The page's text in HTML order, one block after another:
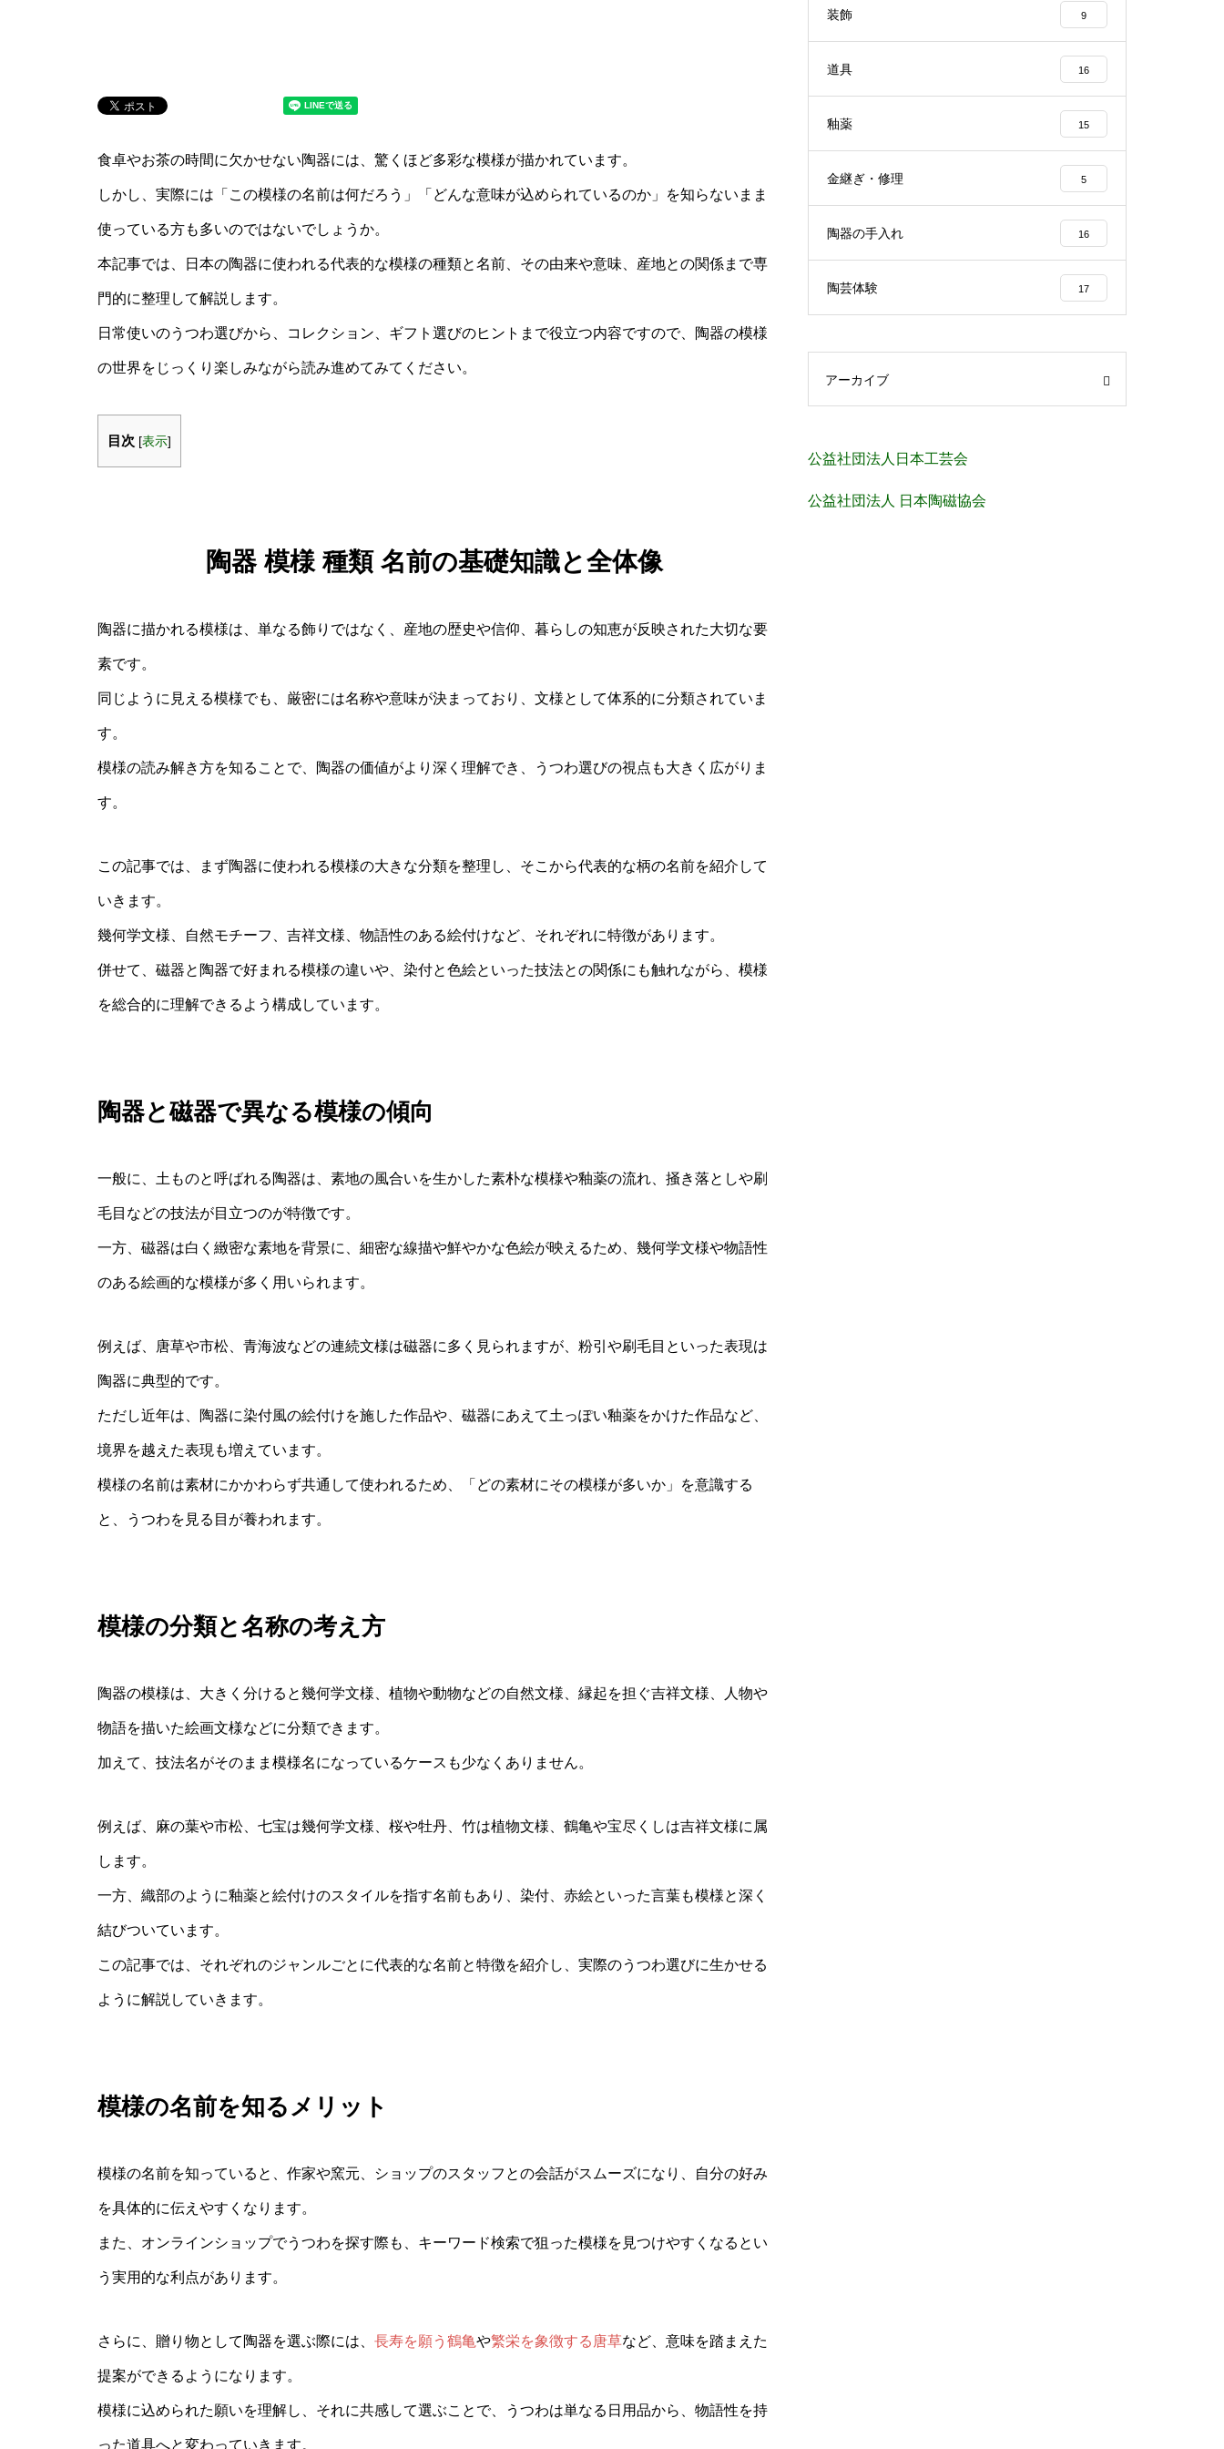
食卓やお茶の時間に欠かせない陶器には、驚くほど多彩な模様が描かれています。
しかし、実際には「この模様の名前は何だろう」「どんな意味が込められているのか」を知らないまま
使っている方も多いのではないでしょうか。
本記事では、日本の陶器に使われる代表的な模様の種類と名前、その由来や意味、産地との関係まで専
門的に整理して解説します。
日常使いのうつわ選びから、コレクション、ギフト選びのヒントまで役立つ内容ですので、陶器の模様
の世界をじっくり楽しみながら読み進めてみてください。
目次 [表示]
陶器 模様 種類 名前の基礎知識と全体像
陶器に描かれる模様は、単なる飾りではなく、産地の歴史や信仰、暮らしの知恵が反映された大切な要
素です。
同じように見える模様でも、厳密には名称や意味が決まっており、文様として体系的に分類されていま
す。
模様の読み解き方を知ることで、陶器の価値がより深く理解でき、うつわ選びの視点も大きく広がりま
す。
この記事では、まず陶器に使われる模様の大きな分類を整理し、そこから代表的な柄の名前を紹介して
いきます。
幾何学文様、自然モチーフ、吉祥文様、物語性のある絵付けなど、それぞれに特徴があります。
併せて、磁器と陶器で好まれる模様の違いや、染付と色絵といった技法との関係にも触れながら、模様
を総合的に理解できるよう構成しています。
陶器と磁器で異なる模様の傾向
一般に、土ものと呼ばれる陶器は、素地の風合いを生かした素朴な模様や釉薬の流れ、掻き落としや刷
毛目などの技法が目立つのが特徴です。
一方、磁器は白く緻密な素地を背景に、細密な線描や鮮やかな色絵が映えるため、幾何学文様や物語性
のある絵画的な模様が多く用いられます。
例えば、唐草や市松、青海波などの連続文様は磁器に多く見られますが、粉引や刷毛目といった表現は
陶器に典型的です。
ただし近年は、陶器に染付風の絵付けを施した作品や、磁器にあえて土っぽい釉薬をかけた作品など、
境界を越えた表現も増えています。
模様の名前は素材にかかわらず共通して使われるため、「どの素材にその模様が多いか」を意識する
と、うつわを見る目が養われます。
模様の分類と名称の考え方
陶器の模様は、大きく分けると幾何学文様、植物や動物などの自然文様、縁起を担ぐ吉祥文様、人物や
物語を描いた絵画文様などに分類できます。
加えて、技法名がそのまま模様名になっているケースも少なくありません。
例えば、麻の葉や市松、七宝は幾何学文様、桜や牡丹、竹は植物文様、鶴亀や宝尽くしは吉祥文様に属
します。
一方、織部のように釉薬と絵付けのスタイルを指す名前もあり、染付、赤絵といった言葉も模様と深く
結びついています。
この記事では、それぞれのジャンルごとに代表的な名前と特徴を紹介し、実際のうつわ選びに生かせる
ように解説していきます。
模様の名前を知るメリット
模様の名前を知っていると、作家や窯元、ショップのスタッフとの会話がスムーズになり、自分の好み
を具体的に伝えやすくなります。
また、オンラインショップでうつわを探す際も、キーワード検索で狙った模様を見つけやすくなるとい
う実用的な利点があります。
さらに、贈り物として陶器を選ぶ際には、 長寿を願う鶴亀や繁栄を象徴する唐草など、意味を踏まえた
提案ができるようになります。
模様に込められた願いを理解し、それに共感して選ぶことで、うつわは単なる日用品から、物語性を持
った道具へと変わっていきます。
装飾 9
道具 16
釉薬 15
金継ぎ・修理 5
陶器の手入れ 16
陶芸体験 17
アーカイブ
公益社団法人日本工芸会
公益社団法人 日本陶磁協会